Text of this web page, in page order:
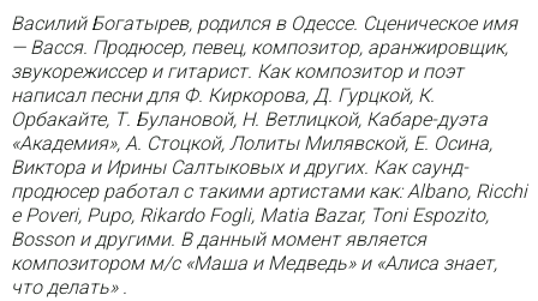
Василий Богатырев, родился в Одессе. Сценическое имя
— Васся. Продюсер, певец, композитор, аранжировщик,
звукорежиссер и гитарист. Как композитор и поэт
написал песни для Ф. Киркорова, Д. Гурцкой, К.
Орбакайте, Т. Булановой, Н. Ветлицкой, Кабаре-дуэта
«Академия», А. Стоцкой, Лолиты Милявской, Е. Осина,
Виктора и Ирины Салтыковых и других. Как саунд-
продюсер работал с такими артистами как: Albano, Ricchi
e Poveri, Pupo, Rikardo Fogli, Matia Bazar, Toni Espozito,
Bosson и другими. В данный момент является
композитором м/с «Маша и Медведь» и «Алиса знает,
что делать» .